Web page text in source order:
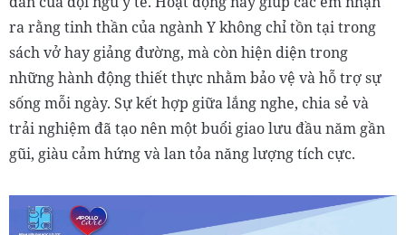
ra rằng tinh thần của ngành Y không chỉ tồn tại trong
sách vở hay giảng đường, mà còn hiện diện trong
những hành động thiết thực nhằm bảo vệ và hỗ trợ sự
sống mỗi ngày. Sự kết hợp giữa lắng nghe, chia sẻ và
trải nghiệm đã tạo nên một buổi giao lưu đầu năm gần
gũi, giàu cảm hứng và lan tỏa năng lượng tích cực.